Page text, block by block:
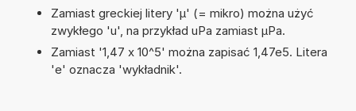
Zamiast greckiej litery 'µ' (= mikro) można użyć
zwykłego 'u', na przykład uPa zamiast µPa.
Zamiast '1,47 x 10^5' można zapisać 1,47e5. Litera
'e' oznacza 'wykładnik'.